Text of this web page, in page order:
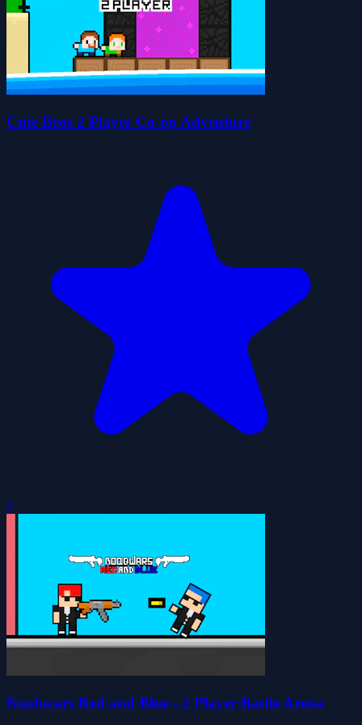
Cute Bros 2 Player Co-op Adventure
0
Noobwars Red and Blue - 2 Player Battle Arena